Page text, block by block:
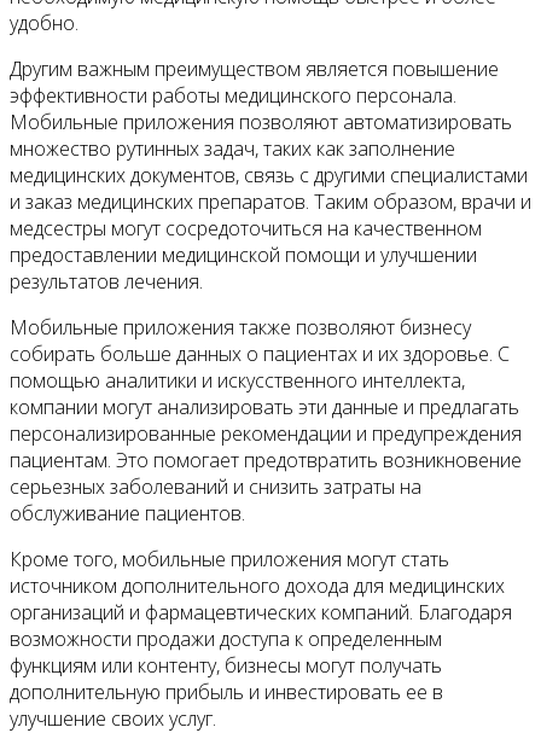
удобно.
Другим важным преимуществом является повышение
эффективности работы медицинского персонала.
Мобильные приложения позволяют автоматизировать
множество рутинных задач, таких как заполнение
медицинских документов, связь с другими специалистами
и заказ медицинских препаратов. Таким образом, врачи и
медсестры могут сосредоточиться на качественном
предоставлении медицинской помощи и улучшении
результатов лечения.
Мобильные приложения также позволяют бизнесу
собирать больше данных о пациентах и их здоровье. С
помощью аналитики и искусственного интеллекта,
компании могут анализировать эти данные и предлагать
персонализированные рекомендации и предупреждения
пациентам. Это помогает предотвратить возникновение
серьезных заболеваний и снизить затраты на
обслуживание пациентов.
Кроме того, мобильные приложения могут стать
источником дополнительного дохода для медицинских
организаций и фармацевтических компаний. Благодаря
возможности продажи доступа к определенным
функциям или контенту, бизнесы могут получать
дополнительную прибыль и инвестировать ее в
улучшение своих услуг.